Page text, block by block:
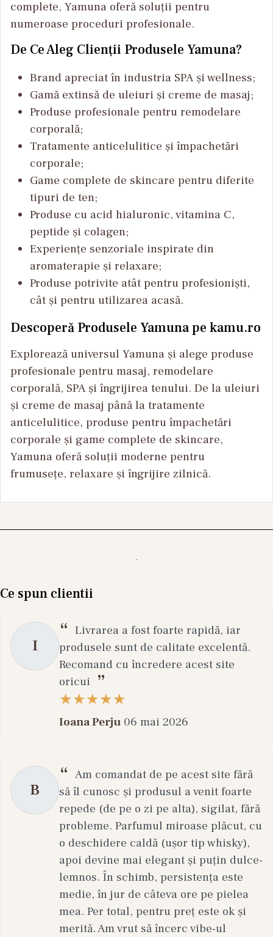
complete, Yamuna oferă soluții pentru
numeroase proceduri profesionale.
De Ce Aleg Clienții Produsele Yamuna?
Brand apreciat în industria SPA și wellness;
Gamă extinsă de uleiuri și creme de masaj;
Produse profesionale pentru remodelare
corporală;
Tratamente anticelulitice și împachetări
corporale;
Game complete de skincare pentru diferite
tipuri de ten;
Produse cu acid hialuronic, vitamina C,
peptide și colagen;
Experiențe senzoriale inspirate din
aromaterapie și relaxare;
Produse potrivite atât pentru profesioniști,
cât și pentru utilizarea acasă.
Descoperă Produsele Yamuna pe kamu.ro
Explorează universul Yamuna și alege produse
profesionale pentru masaj, remodelare
corporală, SPA și îngrijirea tenului. De la uleiuri
și creme de masaj până la tratamente
anticelulitice, produse pentru împachetări
corporale și game complete de skincare,
Yamuna oferă soluții moderne pentru
frumusețe, relaxare și îngrijire zilnică.
Ce spun clientii
I
Livrarea a fost foarte rapidă, iar
produsele sunt de calitate excelentă.
Recomand cu încredere acest site
oricui
Ioana Perju 06 mai 2026
B
Am comandat de pe acest site fără
să îl cunosc și produsul a venit foarte
repede (de pe o zi pe alta), sigilat, fără
probleme. Parfumul miroase plăcut, cu
o deschidere caldă (ușor tip whisky),
apoi devine mai elegant și puțin dulce-
lemnos. În schimb, persistența este
medie, în jur de câteva ore pe pielea
mea. Per total, pentru preț este ok și
merită. Am vrut să încerc vibe-ul